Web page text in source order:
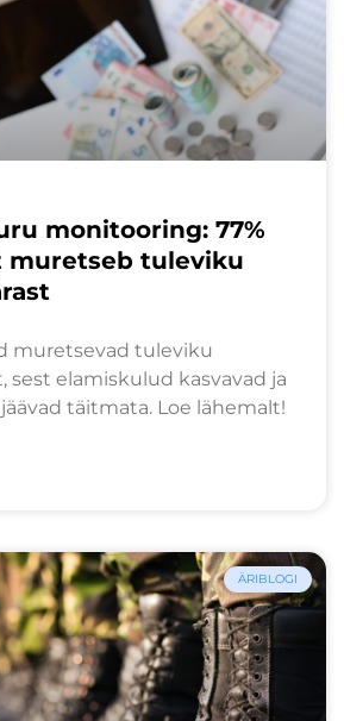
monitooring: 77%
muretseb tuleviku
muretsevad tuleviku
sest elamiskulud kasvavad ja
täitmata. Loe lähemalt!
ÄRIBLOGI